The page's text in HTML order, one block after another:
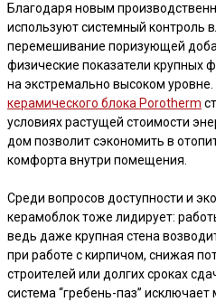
Благодаря новым
используют системный контроль
перемешивание поризующей
физические показатели крупных
на экстремально высоком
керамического блока Porotherm
условиях растущей стоимости
дом позволит сэкономить в
комфорта внутри помещения.
Среди вопросов доступности и
керамоблок тоже лидирует:
ведь даже крупная стена
при работе с кирпичом, снижая
строителей или долгих сроках
система “гребень-паз”